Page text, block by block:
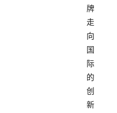
牌
走
向
国
际
的
创
新